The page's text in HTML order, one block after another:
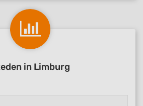
in Limburg